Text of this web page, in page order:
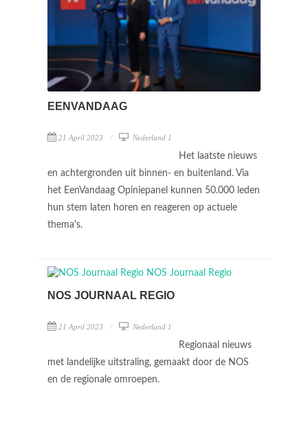
EENVANDAAG
21 April 2023 Nederland 1
Het laatste nieuws
en achtergronden uit binnen- en buitenland. Via
het EenVandaag Opiniepanel kunnen 50.000 leden
hun stem laten horen en reageren op actuele
thema's.
NOS JOURNAAL REGIO
21 April 2023 Nederland 1
Regionaal nieuws
met landelijke uitstraling, gemaakt door de NOS
en de regionale omroepen.